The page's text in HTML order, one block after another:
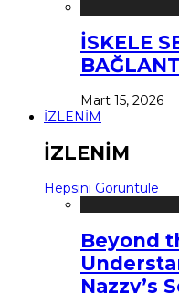
İSKELE
Mart 15, 2026
İZLENİM
İZLENİM
Hepsini Görüntüle
Beyond
Nazzy’s